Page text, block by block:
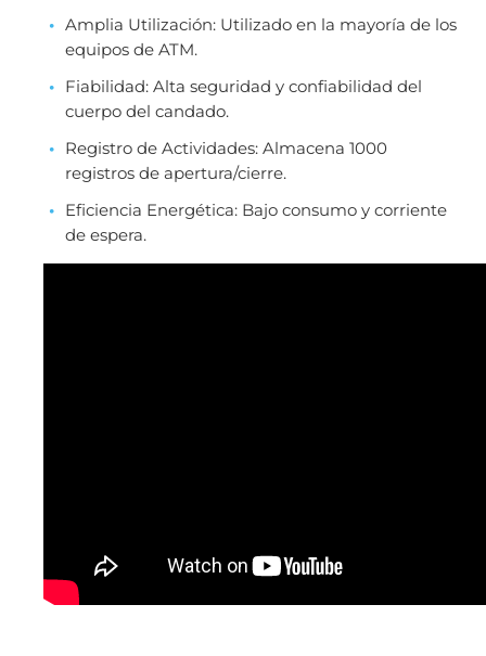
Amplia Utilización: Utilizado en la mayoría de los
equipos de ATM.
Fiabilidad: Alta seguridad y confiabilidad del
cuerpo del candado.
Registro de Actividades: Almacena 1000
registros de apertura/cierre.
Eficiencia Energética: Bajo consumo y corriente
de espera.